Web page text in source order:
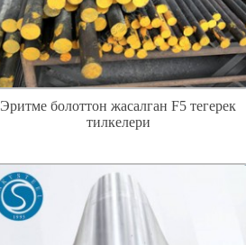
Эритме болоттон жасалган F5 тегерек
тилкелери